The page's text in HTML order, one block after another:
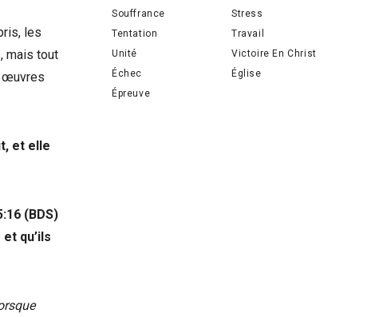
les
mais tout
œuvres
et elle
‭(BDS)
qu’ils
Souffrance
Stress
Tentation
Travail
Unité
Victoire En Christ
Échec
Église
Épreuve